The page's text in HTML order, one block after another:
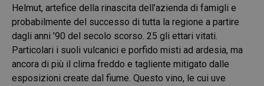
Helmut, artefice della rinascita dell’azienda di famigli e
probabilmente del successo di tutta la regione a partire
dagli anni ’90 del secolo scorso. 25 gli ettari vitati.
Particolari i suoli vulcanici e porfido misti ad ardesia, ma
ancora di più il clima freddo e tagliente mitigato dalle
esposizioni create dal fiume. Questo vino, le cui uve